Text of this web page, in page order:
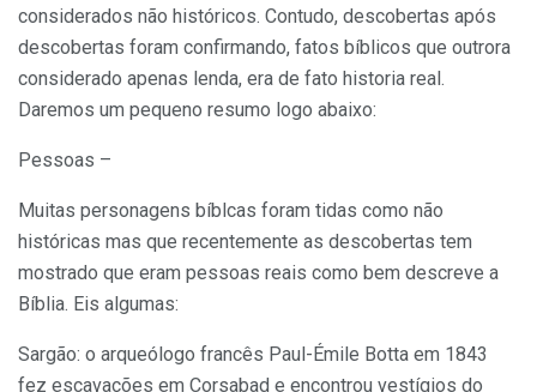
considerados não históricos. Contudo, descobertas após
descobertas foram confirmando, fatos bíblicos que outrora
considerado apenas lenda, era de fato historia real.
Daremos um pequeno resumo logo abaixo:
Pessoas –
Muitas personagens bíblcas foram tidas como não
históricas mas que recentemente as descobertas tem
mostrado que eram pessoas reais como bem descreve a
Bíblia. Eis algumas:
Sargão: o arqueólogo francês Paul-Émile Botta em 1843
fez escavações em Corsabad e encontrou vestígios do